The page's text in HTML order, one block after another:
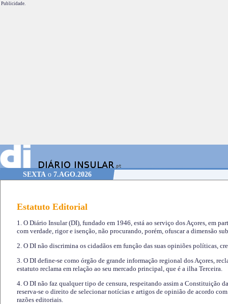
Publicidade.
SEXTA o 7.AGO.2026
Estatuto Editorial
1. O Diário Insular (DI), fundado em 1946, está ao serviço dos Açores, em
com verdade, rigor e isenção, não procurando, porém, ofuscar a dimensão
2. O DI não discrimina os cidadãos em função das suas opiniões políticas,
3. O DI define-se como órgão de grande informação regional dos Açores,
estatuto reclama em relação ao seu mercado principal, que é a ilha Terceira.
4. O DI não faz qualquer tipo de censura, respeitando assim a Constituição
reserva-se o direito de selecionar notícias e artigos de opinião de acordo
razões editoriais.